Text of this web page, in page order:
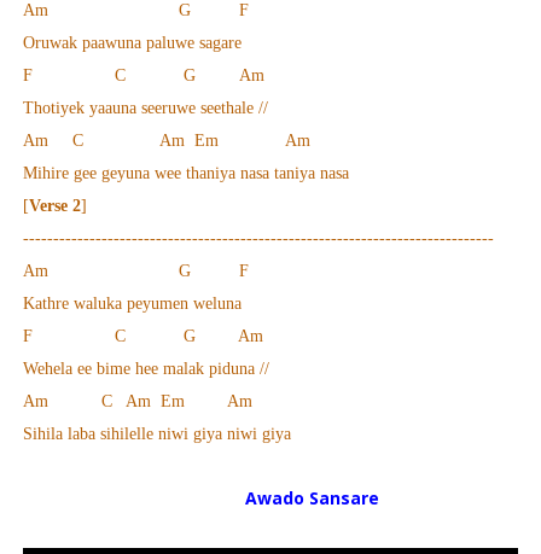
Am G F
Oruwak paawuna paluwe sagare
F C G Am
Thotiyek yaauna seeruwe seethale //
Am C Am Em Am
Mihire gee geyuna wee thaniya nasa taniya nasa
[Verse 2]
------------------------------------------------------------------------------
Am G F
Kathre waluka peyumen weluna
F C G Am
Wehela ee bime hee malak piduna //
Am C Am Em Am
Sihila laba sihilelle niwi giya niwi giya
Awado Sansare